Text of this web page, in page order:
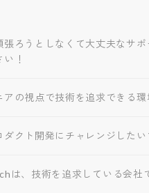
張ろうとしなくて大丈夫なサ
！
アの視点で技術を追求できる環
ダクト開発にチャレンジしたい
は、技術を追求している会社